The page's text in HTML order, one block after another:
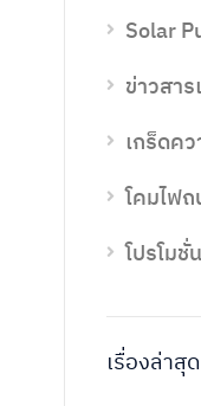
Solar
ข่าวสา
เกร็ดค
โคมไฟ
โปรโมชั่น
เรื่องล่าสุด